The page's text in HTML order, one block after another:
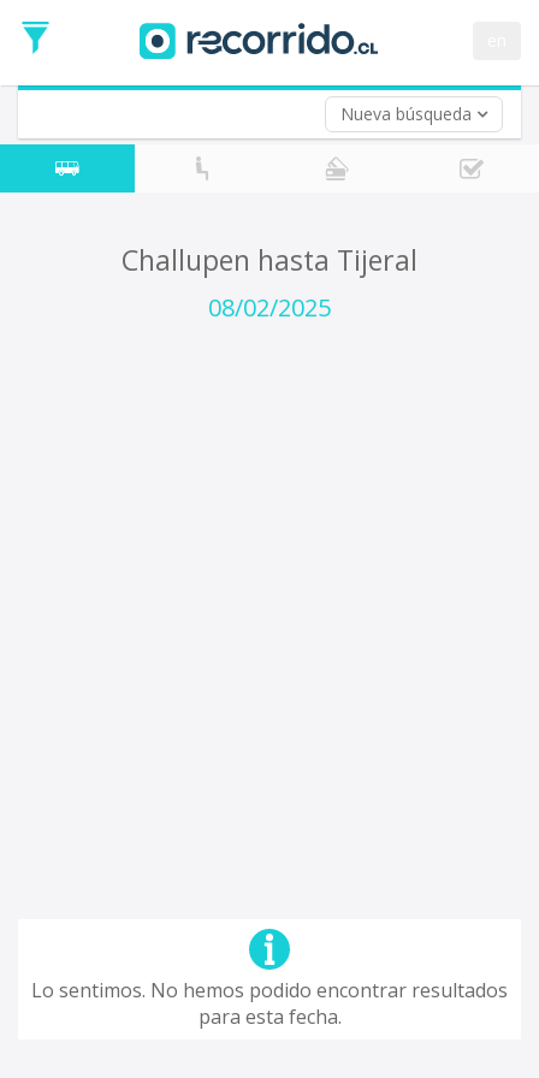
Nueva búsqueda
de
Ida
Vuelta (opcional)
Fecha
de
Challupen hasta Tijeral
08/02/2025
Lo sentimos. No hemos podido encontrar resultados
para esta fecha.